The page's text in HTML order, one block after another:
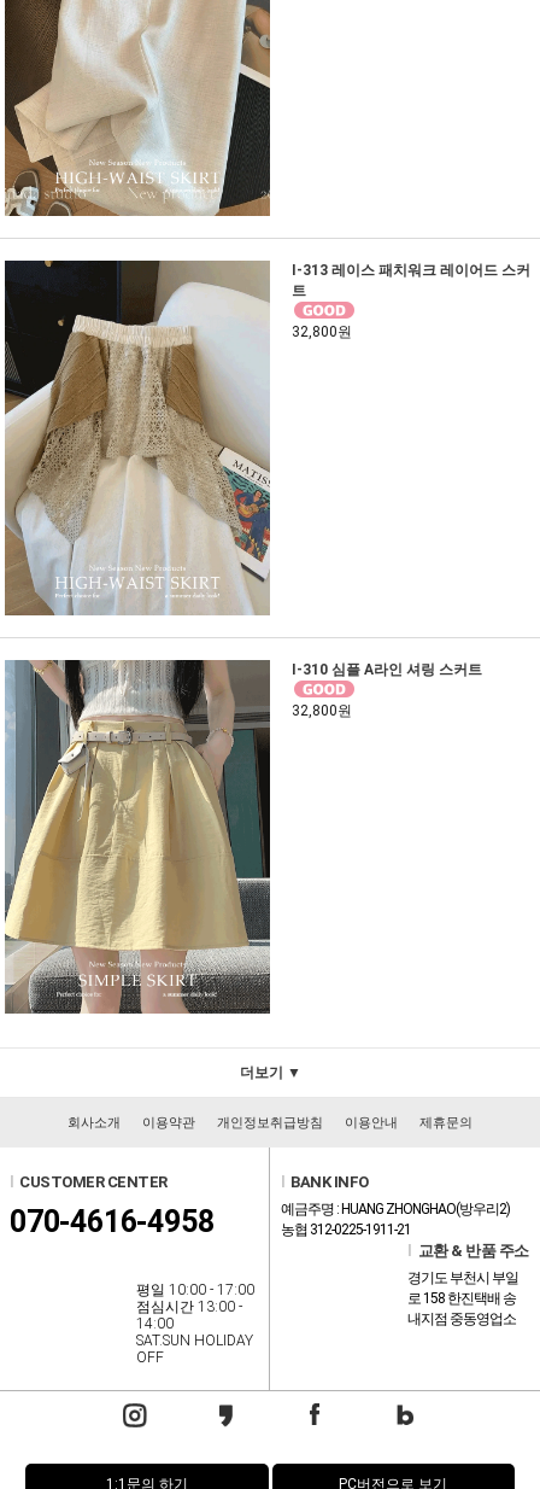
I-313 레이스 패치워크 레이어드 스커
트
32,800원
I-310 심플 A라인 셔링 스커트
32,800원
더보기 ▼
회사소개 이용약관 개인정보취급방침 이용안내 제휴문의
CUSTOMER CENTER
070-4616-4958
평일 10:00 - 17:00
점심시간 13:00 -
14:00
SAT.SUN HOLIDAY
OFF
BANK INFO
예금주명 : HUANG ZHONGHAO(방우리2)
농협 312-0225-1911-21
교환 & 반품 주소
경기도 부천시 부일
로 158 한진택배 송
내지점 중동영업소
1:1문의 하기 PC버전으로 보기